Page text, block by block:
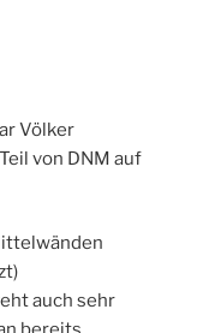
Völker
von DNM auf
auch sehr